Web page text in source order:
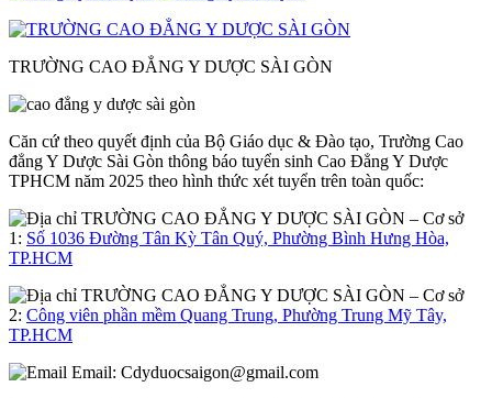
TRƯỜNG CAO ĐẲNG Y DƯỢC SÀI GÒN
Căn cứ theo quyết định của Bộ Giáo dục & Đào tạo, Trường Cao
đẳng Y Dược Sài Gòn thông báo tuyển sinh Cao Đẳng Y Dược
TPHCM năm 2025 theo hình thức xét tuyển trên toàn quốc:
– Cơ sở
1: Số 1036 Đường Tân Kỳ Tân Quý, Phường Bình Hưng Hòa,
TP.HCM
– Cơ sở
2: Công viên phần mềm Quang Trung, Phường Trung Mỹ Tây,
TP.HCM
Email: Cdyduocsaigon@gmail.com